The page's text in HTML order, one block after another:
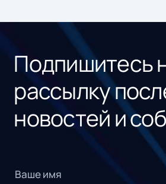
Подпишитесь
рассылку
новостей и